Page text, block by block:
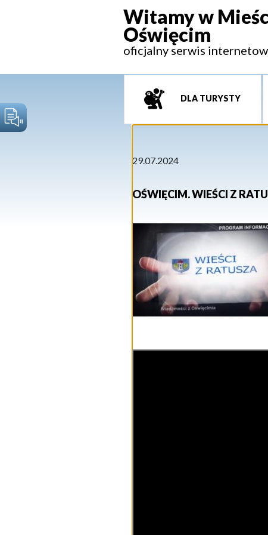
Witamy w
Oświęcim
oficjalny serwis
DLA TURYSTY
29.07.2024
OŚWIĘCIM. WIEŚCI Z